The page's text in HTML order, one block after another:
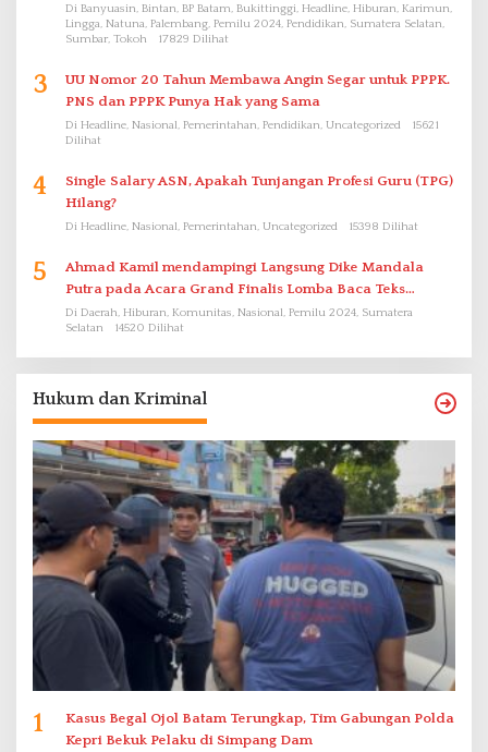
Di Banyuasin, Bintan, BP Batam, Bukittinggi, Headline, Hiburan, Karimun,
Lingga, Natuna, Palembang, Pemilu 2024, Pendidikan, Sumatera Selatan,
Sumbar, Tokoh
17829 Dilihat
3
UU Nomor 20 Tahun Membawa Angin Segar untuk PPPK.
PNS dan PPPK Punya Hak yang Sama
Di Headline, Nasional, Pemerintahan, Pendidikan, Uncategorized
15621
Dilihat
4
Single Salary ASN, Apakah Tunjangan Profesi Guru (TPG)
Hilang?
Di Headline, Nasional, Pemerintahan, Uncategorized 15398 Dilihat
5
Ahmad Kamil mendampingi Langsung Dike Mandala
Putra pada Acara Grand Finalis Lomba Baca Teks
Proklamasi Mirip Bung Karno di Bali
Di Daerah, Hiburan, Komunitas, Nasional, Pemilu 2024, Sumatera
Selatan
14520 Dilihat
Hukum dan Kriminal
1
Kasus Begal Ojol Batam Terungkap, Tim Gabungan Polda
Kepri Bekuk Pelaku di Simpang Dam